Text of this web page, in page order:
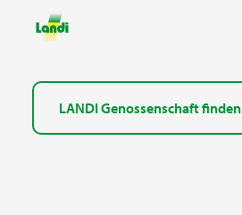
LANDI Genossenschaft finden